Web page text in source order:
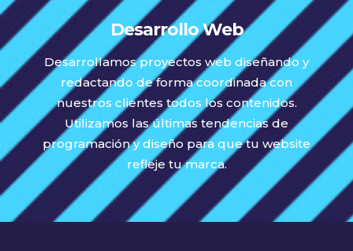
Desarrollo Web
Desarrollamos proyectos web diseñando y
redactando de forma coordinada con
nuestros clientes todos los contenidos.
Utilizamos las últimas tendencias de
programación y diseño para que tu website
refleje tu marca.